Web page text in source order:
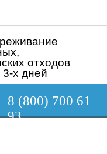
отходов
3-х дней
8 (800) 700 61
93